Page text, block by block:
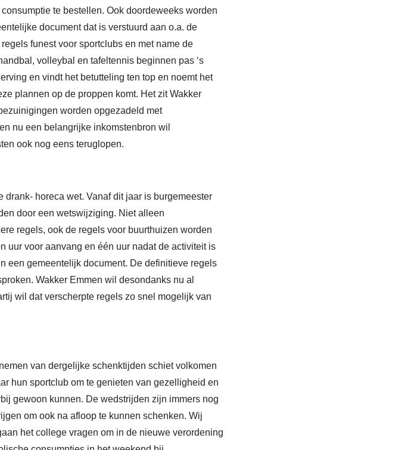
te bestellen. Ook doordeweeks worden
document dat is verstuurd aan o.a. de
funest voor sportclubs en met name de
volleybal en tafeltennis beginnen pas ‘s
en vindt het betutteling ten top en noemt het
plannen op de proppen komt. Het zit Wakker
worden opgezadeld met
nu een belangrijke inkomstenbron wil
ook nog eens teruglopen.
horeca wet. Vanaf dit jaar is burgemeester
door een wetswijziging. Niet alleen
regels, ook de regels voor buurthuizen worden
uur voor aanvang en één uur nadat de activiteit is
een gemeentelijk document. De definitieve regels
Wakker Emmen wil desondanks nu al
wil dat verscherpte regels zo snel mogelijk van
van dergelijke schenktijden schiet volkomen
hun sportclub om te genieten van gezelligheid en
gewoon kunnen. De wedstrijden zijn immers nog
om ook na afloop te kunnen schenken. Wij
het college vragen om in de nieuwe verordening